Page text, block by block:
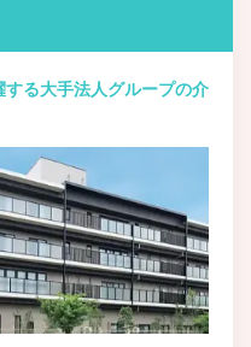
る大手法人グループの介